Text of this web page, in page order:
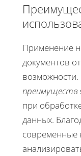
Применение
документов
преимуществ
при
данных.
современные